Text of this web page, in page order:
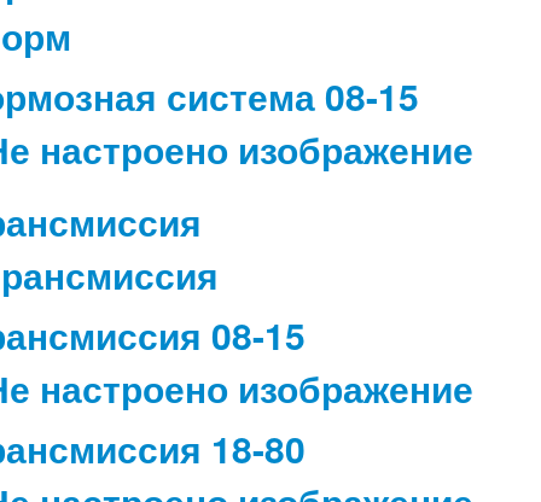
система 08-15
08-15
18-80